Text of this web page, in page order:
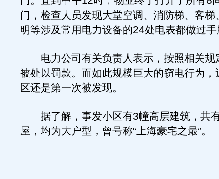
门，检查人员发现大堂空调、消防梯、客梯
明等涉及常用电力设备的24处电表都做过手
电力公司有关负责人表示，按照相关规
被处以罚款。而如此规模巨大的窃电行为，
区还是第一次被发现。
据了解，事发小区有3幢高层建筑，共
屋，均为大户型，曾号称“上海豪宅之最”。